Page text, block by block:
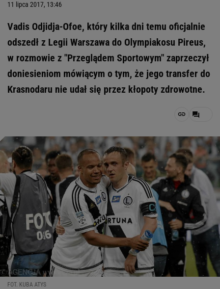
11 lipca 2017, 13:46
Vadis Odjidja-Ofoe, który kilka dni temu oficjalnie
odszedł z Legii Warszawa do Olympiakosu Pireus,
w rozmowie z "Przeglądem Sportowym" zaprzeczył
doniesieniom mówiącym o tym, że jego transfer do
Krasnodaru nie udał się przez kłopoty zdrowotne.
FOT. KUBA ATYS